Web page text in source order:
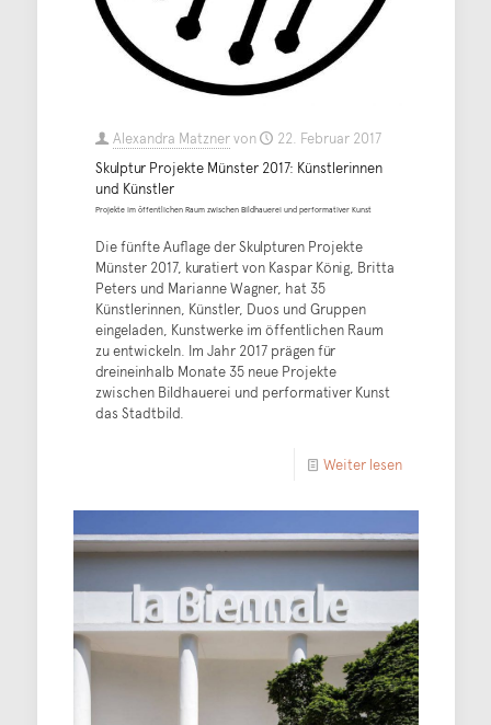
Alexandra Matznervon
22. Februar 2017
Skulptur Projekte Münster 2017: Künstlerinnen
und Künstler
Projekte im öffentlichen Raum zwischen Bildhauerei und performativer Kunst
Die fünfte Auflage der Skulpturen Projekte
Münster 2017, kuratiert von Kaspar König, Britta
Peters und Marianne Wagner, hat 35
Künstlerinnen, Künstler, Duos und Gruppen
eingeladen, Kunstwerke im öffentlichen Raum
zu entwickeln. Im Jahr 2017 prägen für
dreineinhalb Monate 35 neue Projekte
zwischen Bildhauerei und performativer Kunst
das Stadtbild.
Weiter lesen